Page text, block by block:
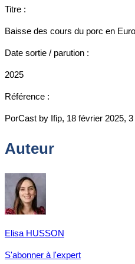
Titre :
Baisse des cours du porc en
Date sortie / parution :
2025
Référence :
PorCast by Ifip, 18 février 2025,
Auteur
Elisa HUSSON
S'abonner à l'expert